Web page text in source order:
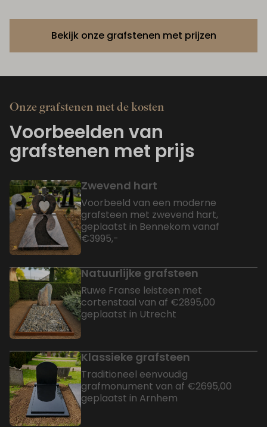
Bekijk onze grafstenen met prijzen
Onze grafstenen met de kosten
Voorbeelden van
grafstenen met prijs
Zwevend hart
Voorbeeld van een moderne
grafsteen met zwevend hart,
geplaatst in Bennekom vanaf
€3995,-
Natuurlijke grafsteen
Ruwe Franse leisteen met
cortenstaal van af €2895,00
geplaatst in Utrecht
Klassieke grafsteen
Traditioneel eenvoudig
grafmonument van af €2695,00
geplaatst in Arnhem